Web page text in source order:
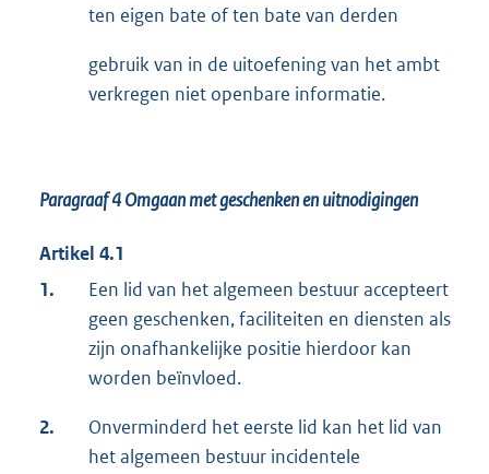
ten eigen bate of ten bate van derden
gebruik van in de uitoefening van het ambt
verkregen niet openbare informatie.
Paragraaf 4Omgaan met geschenken en uitnodigingen
Artikel 4.1
1.
Een lid van het algemeen bestuur accepteert
geen geschenken, faciliteiten en diensten als
zijn onafhankelijke positie hierdoor kan
worden beïnvloed.
2.
Onverminderd het eerste lid kan het lid van
het algemeen bestuur incidentele